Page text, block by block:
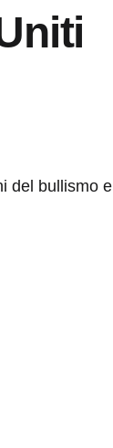
del bullismo e